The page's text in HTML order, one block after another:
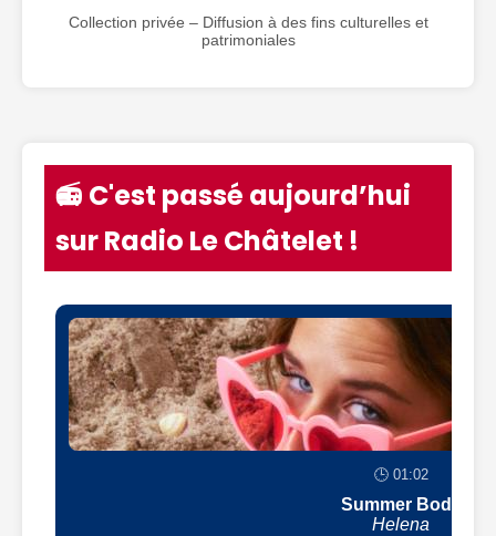
Collection privée – Diffusion à des fins culturelles et
patrimoniales
📻 C'est passé aujourd’hui
sur Radio Le Châtelet !
🕒 01:02
Summer Body
Helena